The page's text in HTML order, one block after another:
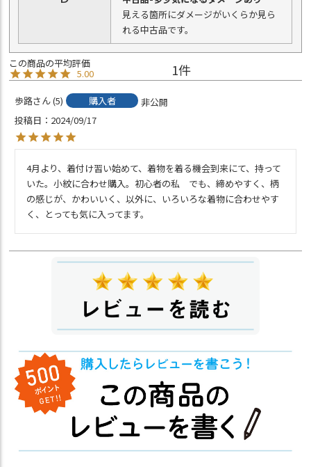
見える箇所にダメージがいくらか見ら
れる中古品です。
5.00 1
歩路 5 購入者
非公開
投稿日
2024/09/17
4月より、着付け習い始めて、着物を着る機会到来にて、持って
いた。小紋に合わせ購入。初心者の私　でも、締めやすく、柄
の感じが、かわいいく、以外に、いろいろな着物に合わせやす
く、とっても気に入ってます。